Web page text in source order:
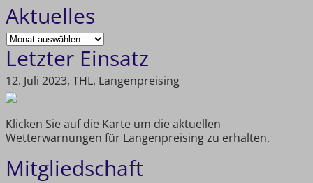
Aktuelles
Letzter Einsatz
12. Juli 2023, THL, Langenpreising
Klicken Sie auf die Karte um die aktuellen
Wetterwarnungen für Langenpreising zu erhalten.
Mitgliedschaft